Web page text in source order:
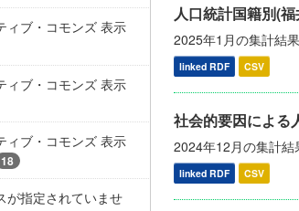
ィブ・コモンズ 表示
ィブ・コモンズ 表示
ィブ・コモンズ 表示
18
が指定されていませ
人口統計国籍別(
2025年1月の集計結果
linked RDF CSV
社会的要因による
2024年12月の集計結
linked RDF CSV